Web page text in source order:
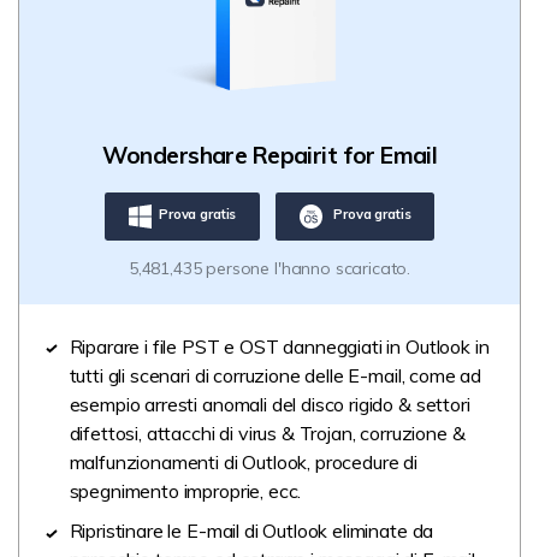
Wondershare Repairit for Email
Prova gratis Prova gratis
5,481,435 persone l'hanno scaricato.
Riparare i file PST e OST danneggiati in Outlook in
tutti gli scenari di corruzione delle E-mail, come ad
esempio arresti anomali del disco rigido & settori
difettosi, attacchi di virus & Trojan, corruzione &
malfunzionamenti di Outlook, procedure di
spegnimento improprie, ecc.
Ripristinare le E-mail di Outlook eliminate da